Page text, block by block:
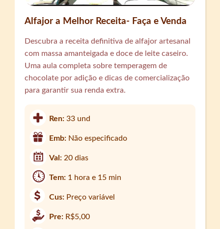
Alfajor a Melhor Receita- Faça e Venda
Descubra a receita definitiva de alfajor artesanal
com massa amanteigada e doce de leite caseiro.
Uma aula completa sobre temperagem de
chocolate por adição e dicas de comercialização
para garantir sua renda extra.
Ren:33 und
Emb: Não especificado
Val: 20 dias
Tem: 1 hora e 15 min
Cus: Preço variável
Pre: R$5,00